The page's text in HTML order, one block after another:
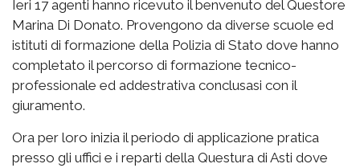
Ieri 17 agenti hanno ricevuto il benvenuto del Questore
Marina Di Donato. Provengono da diverse scuole ed
istituti di formazione della Polizia di Stato dove hanno
completato il percorso di formazione tecnico-
professionale ed addestrativa conclusasi con il
giuramento.
Ora per loro inizia il periodo di applicazione pratica
presso gli uffici e i reparti della Questura di Asti dove